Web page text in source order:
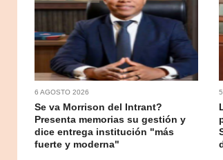
6 AGOSTO 2026
Se va Morrison del Intrant?
Presenta memorias su gestión y
dice entrega institución "más
fuerte y moderna"